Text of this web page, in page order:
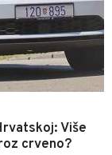
Više
crveno?